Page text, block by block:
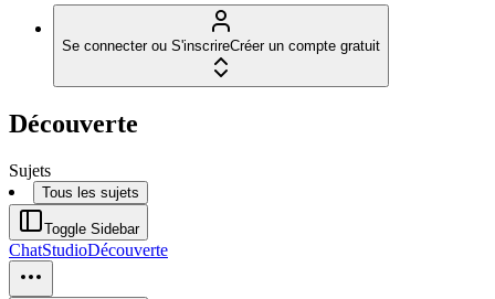
Se connecter ou S'inscrireCréer un compte gratuit
Découverte
Sujets
Tous les sujets
Toggle Sidebar
ChatStudioDécouverte